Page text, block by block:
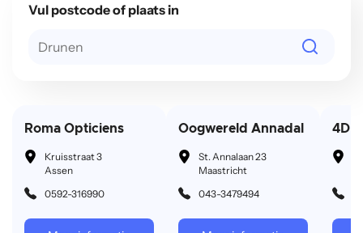
FAQ
Ervaringen
Werkwijze
Diabetes En Uw Rijbewijs
Vul postcode of plaats in
Roma Opticiens
Kruisstraat 3
Assen
0592-316990
Oogwereld Annadal
St. Annalaan 23
Maastricht
043-3479494
4D